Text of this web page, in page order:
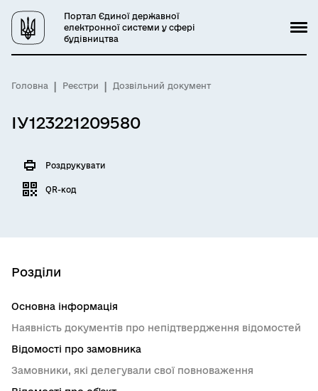
Портал Єдиної державної
електронної системи у сфері
будівництва
Головна Реєстри Дозвільний документ
ІУ123221209580
Роздрукувати
QR-код
Розділи
Основна інформація
Наявність документів про непідтвердження відомостей
Відомості про замовника
Замовники, які делегували свої повноваження